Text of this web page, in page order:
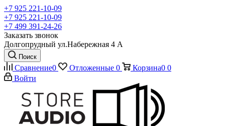
+7 925 221-10-09
+7 925 221-10-09
+7 499 391-24-26
Заказать звонок
Долгопрудный ул.Набережная 4 А
Поиск
Сравнение0 Отложенные 0 Корзина0 0
Войти